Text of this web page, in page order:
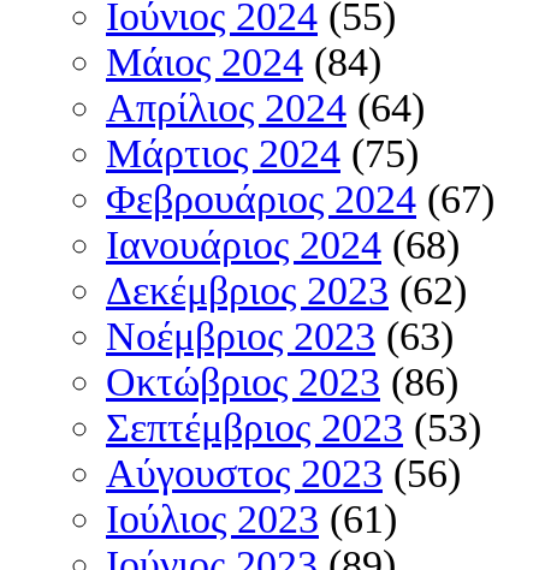
Ιούνιος 2024 (55)
Μάιος 2024 (84)
Απρίλιος 2024 (64)
Μάρτιος 2024 (75)
Φεβρουάριος 2024 (67)
Ιανουάριος 2024 (68)
Δεκέμβριος 2023 (62)
Νοέμβριος 2023 (63)
Οκτώβριος 2023 (86)
Σεπτέμβριος 2023 (53)
Αύγουστος 2023 (56)
Ιούλιος 2023 (61)